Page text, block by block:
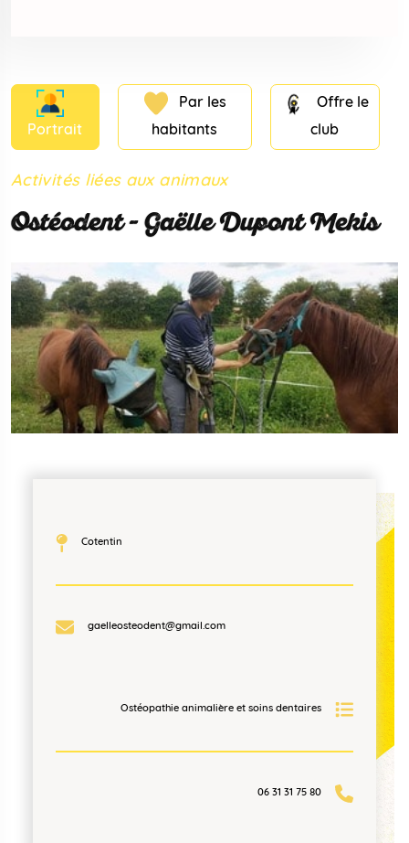
Portrait
Par les
habitants
Offre le
club
Activités liées aux animaux
Ostéodent - Gaëlle Dupont Mekis
Cotentin
gaelleosteodent@gmail.com
Ostéopathie animalière et soins dentaires
06 31 31 75 80